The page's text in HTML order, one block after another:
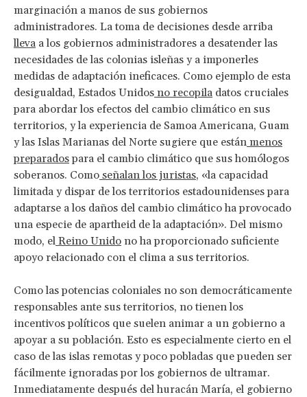
marginación a manos de sus gobiernos
administradores. La toma de decisiones desde arriba
lleva a los gobiernos administradores a desatender las
necesidades de las colonias isleñas y a imponerles
medidas de adaptación ineficaces. Como ejemplo de esta
desigualdad, Estados Unidos no recopila datos cruciales
para abordar los efectos del cambio climático en sus
territorios, y la experiencia de Samoa Americana, Guam
y las Islas Marianas del Norte sugiere que están menos
preparadospara el cambio climático que sus homólogos
soberanos. Como señalan los juristas, «la capacidad
limitada y dispar de los territorios estadounidenses para
adaptarse a los daños del cambio climático ha provocado
una especie de apartheid de la adaptación». Del mismo
modo, el Reino Unido no ha proporcionado suficiente
apoyo relacionado con el clima a sus territorios.
Como las potencias coloniales no son democráticamente
responsables ante sus territorios, no tienen los
incentivos políticos que suelen animar a un gobierno a
apoyar a su población. Esto es especialmente cierto en el
caso de las islas remotas y poco pobladas que pueden ser
fácilmente ignoradas por los gobiernos de ultramar.
Inmediatamente después del huracán María, el gobierno